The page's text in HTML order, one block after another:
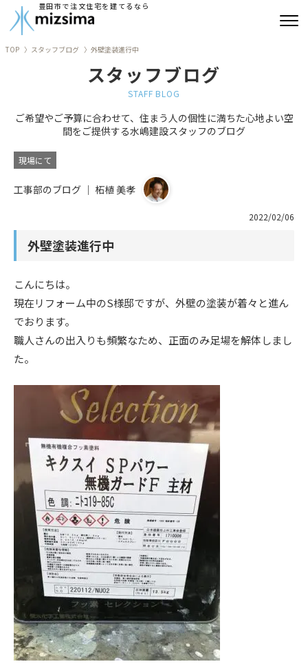
豊田市で注文住宅を建てるなら
リフォーム
古民家再生
建築実績
ニュース
資料請求・お問い合わせ
TOP スタッフブログ 外壁塗装進行中
スタッフブログ
STAFF BLOG
ご希望やご予算に合わせて、住まう人の個性に満ちた心地よい空
間をご提供する水嶋建設スタッフのブログ
現場にて
工事部のブログ ｜ 柘植 美孝
2022/02/06
外壁塗装進行中
こんにちは。
現在リフォーム中のS様邸ですが、外壁の塗装が着々と進ん
でおります。
職人さんの出入りも頻繁なため、正面のみ足場を解体しまし
た。